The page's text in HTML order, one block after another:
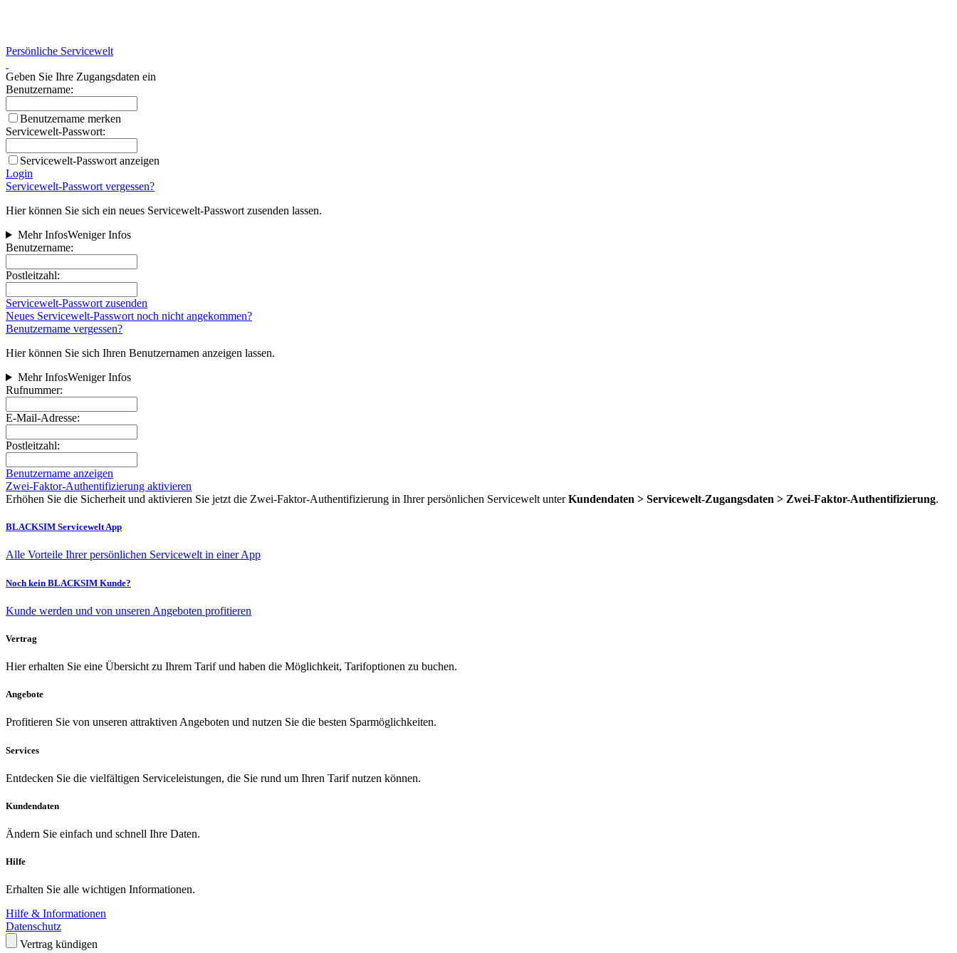
Persönliche Servicewelt
Geben Sie Ihre Zugangsdaten ein
Benutzername:
Benutzername merken
Servicewelt-Passwort:
Servicewelt-Passwort anzeigen
Login
Servicewelt-Passwort vergessen?
Hier können Sie sich ein neues Servicewelt-Passwort zusenden lassen.
Mehr InfosWeniger Infos
Benutzername:
Postleitzahl:
Servicewelt-Passwort zusenden
Neues Servicewelt-Passwort noch nicht angekommen?
Benutzername vergessen?
Hier können Sie sich Ihren Benutzernamen anzeigen lassen.
Mehr InfosWeniger Infos
Rufnummer:
E-Mail-Adresse:
Postleitzahl:
Benutzername anzeigen
Zwei-Faktor-Authentifizierung aktivieren
Erhöhen Sie die Sicherheit und aktivieren Sie jetzt die Zwei‑Faktor‑Authentifizierung in Ihrer persönlichen Servicewelt unterKundendaten > Servicewelt-Zugangsdaten > Zwei-Faktor-Authentifizierung.
BLACKSIM Servicewelt App
Alle Vorteile Ihrer persönlichen Servicewelt in einer App
Noch kein BLACKSIM Kunde?
Kunde werden und von unseren Angeboten profitieren
Vertrag
Hier erhalten Sie eine Übersicht zu Ihrem Tarif und haben die Möglichkeit, Tarifoptionen zu buchen.
Angebote
Profitieren Sie von unseren attraktiven Angeboten und nutzen Sie die besten Sparmöglichkeiten.
Services
Entdecken Sie die vielfältigen Serviceleistungen, die Sie rund um Ihren Tarif nutzen können.
Kundendaten
Ändern Sie einfach und schnell Ihre Daten.
Hilfe
Erhalten Sie alle wichtigen Informationen.
Hilfe & Informationen
Datenschutz
Vertrag kündigen